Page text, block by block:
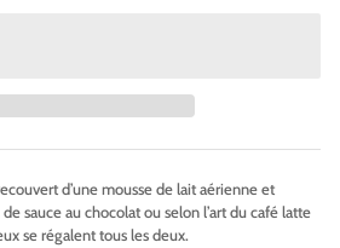
d’une mousse de lait aérienne et
sauce au chocolat ou selon l’art du café latte
se régalent tous les deux.